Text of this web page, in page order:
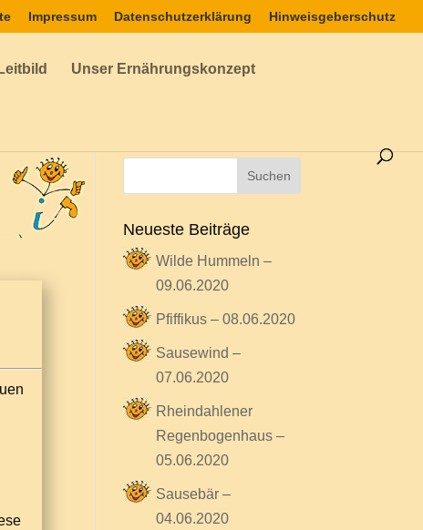
Impressum Datenschutzerklärung Hinweisgeberschutz
Unser Ernährungskonzept
Neueste Beiträge
Wilde Hummeln –
09.06.2020
Pfiffikus – 08.06.2020
Sausewind –
07.06.2020
Rheindahlener
Regenbogenhaus –
05.06.2020
Sausebär –
04.06.2020